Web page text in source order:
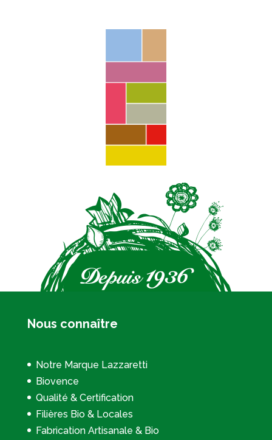
Nous connaître
Notre Marque Lazzaretti
Biovence
Qualité & Certification
Filières Bio & Locales
Fabrication Artisanale & Bio